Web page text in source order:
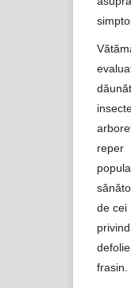
reper
de cei
frasin.